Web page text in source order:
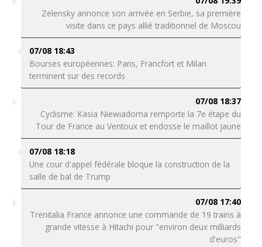
Zelensky annonce son arrivée en Serbie, sa première
visite dans ce pays allié traditionnel de Moscou
07/08 18:43
Bourses européennes: Paris, Francfort et Milan
terminent sur des records
07/08 18:37
Cyclisme: Kasia Niewiadoma remporte la 7e étape du
Tour de France au Ventoux et endosse le maillot jaune
07/08 18:18
Une cour d'appel fédérale bloque la construction de la
salle de bal de Trump
07/08 17:40
Trenitalia France annonce une commande de 19 trains à
grande vitesse à Hitachi pour "environ deux milliards
d'euros"